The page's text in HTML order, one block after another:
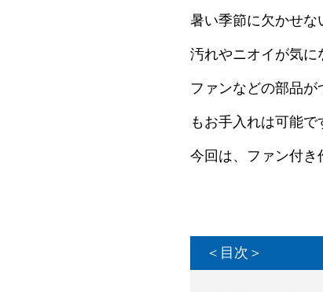
暑い季節に欠かせな
汚れやニオイが気に
ファンなどの部品
もお手入れは可能で
今回は、ファン付き
＜目次＞